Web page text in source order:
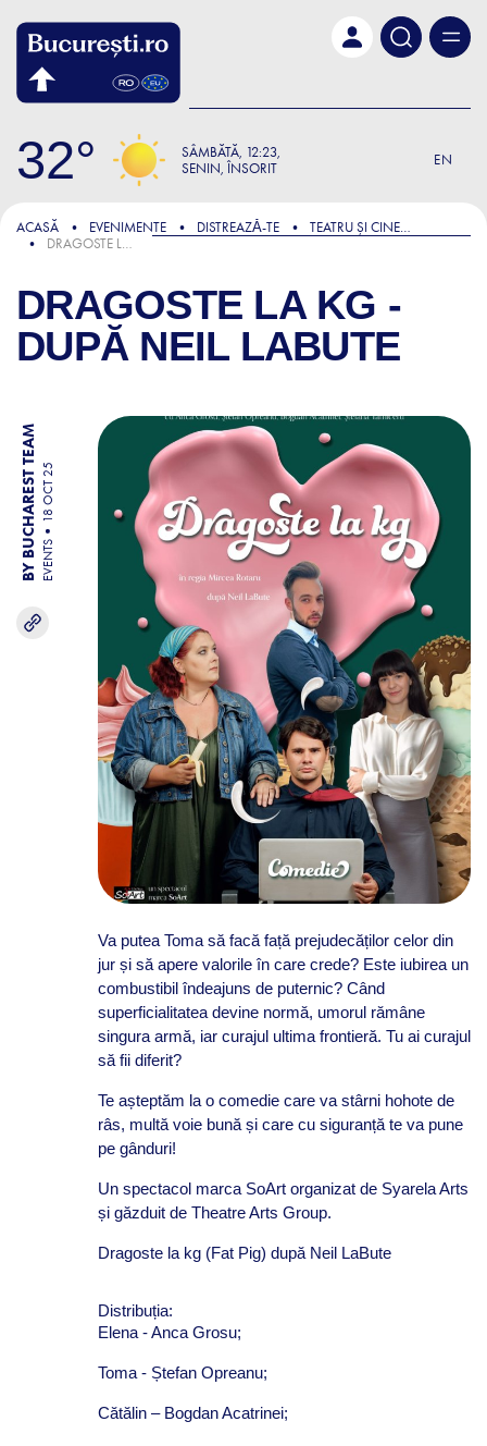
32 SÂMBĂTĂ 12:23
SENIN, ÎNSORIT
EN
ACASĂ EVENIMENTE DISTREAZǍ-TE
TEATRU ȘI CINEMA
DRAGOSTE LA KG - DUPĂ NEIL LABUTE
DRAGOSTE LA KG -
DUPĂ NEIL LABUTE
BY BUCHAREST TEAM EVENTS
18 OCT 25
Va putea Toma să facă față prejudecăților celor din
jur și să apere valorile în care crede? Este iubirea un
combustibil îndeajuns de puternic? Când
superficialitatea devine normă, umorul rămâne
singura armă, iar curajul ultima frontieră. Tu ai curajul
să fii diferit?
Te așteptăm la o comedie care va stârni hohote de
râs, multă voie bună și care cu siguranță te va pune
pe gânduri!
Un spectacol marca SoArt organizat de Syarela Arts
și găzduit de Theatre Arts Group.
Dragoste la kg (Fat Pig) după Neil LaBute
Distribuția:
Elena - Anca Grosu;
Toma - Ștefan Opreanu;
Cătălin – Bogdan Acatrinei;